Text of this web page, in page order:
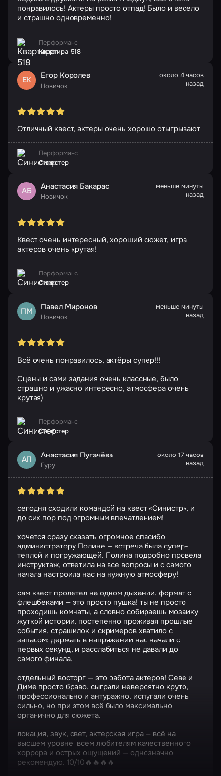
понравилось! Актеры просто отпад! Было и весело
и страшно одновременно!
Перформанс
Квартира 518
ЕК Егор Королев
Новичок
около 4 часов
назад
Отличный квест, актеры очень хорошо отыгрывают
Перформанс
Синистер
АБ Анастасия Бакарас
Новичок
меньше минуты
назад
Квест очень интересный, хороший сюжет, игра
актеров очень крутая!
Перформанс
Синистер
ПМ Павел Миронов
Новичок
меньше минуты
назад
Всё очень понравилось, актёры супер!!!
Сцены и сами задания очень классные, было
страшно и ужасно интересно, атмосфера очень
крутая)
Перформанс
Синистер
АП Анастасия Пугачёва
Гуру
около 17 часов
назад
сегодня сходили командой на квест «Синистр», и
до сих пор под огромным впечатлением!
хочется сразу сказать огромное спасибо
администратору Полине — встреча была супер-
теплой и погружающей. Полина подробно провела
инструктаж, ответила на все вопросы и с самого
начала настроила нас на нужную атмосферу!
сам квест пролетел на одном дыхании. формат с
флешбеками — это просто пушка! ты не просто
проходишь комнаты, а словно собираешь мозаику
жуткой истории, постепенно проживая прошлые
события. страшилок и скримеров хватило с
запасом: держать в напряжении нас начали с
первых секунд, и расслабиться не давали до
самого финала.
отдельный восторг — это работа актеров! Севе и
Диме просто браво. сыграли невероятно круто,
профессионально и антуражно. испугали очень
сильно, но при этом всё было максимально
органично для сюжета.
локация, звук, свет, актерская игра — всё на
высшем уровне. всем любителям качественного
хоррора и острых ощущений — однозначно
рекомендую. 10/10🔥🔥🔥🔥